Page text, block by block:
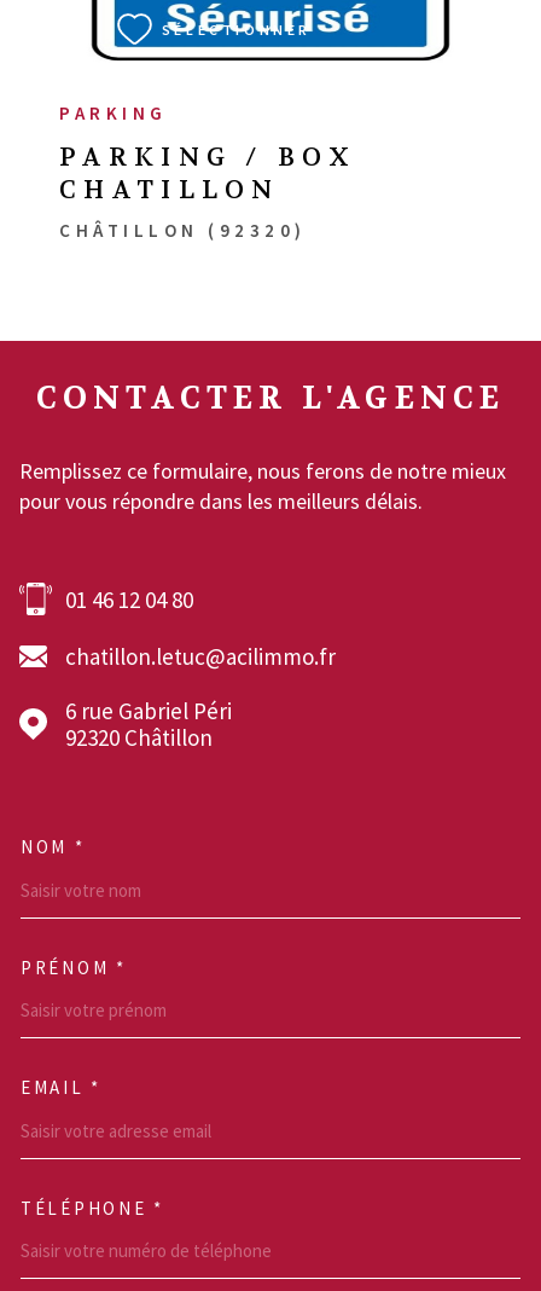
PARKING
PARKING / BOX
CHATILLON
CHÂTILLON (92320)
SÉLECTIONNER
CONTACTER L'AGENCE
Remplissez ce formulaire, nous ferons de notre mieux
pour vous répondre dans les meilleurs délais.
01 46 12 04 80
chatillon.letuc@acilimmo.fr
6 rue Gabriel Péri
92320
Châtillon
NOM *
PRÉNOM *
EMAIL *
TÉLÉPHONE *